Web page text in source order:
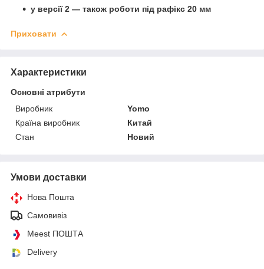
у версії 2 — також роботи під рафікс 20 мм
Приховати
Характеристики
Основні атрибути
Виробник
Yomo
Країна виробник
Китай
Стан
Новий
Умови доставки
Нова Пошта
Самовивіз
Meest ПОШТА
Delivery